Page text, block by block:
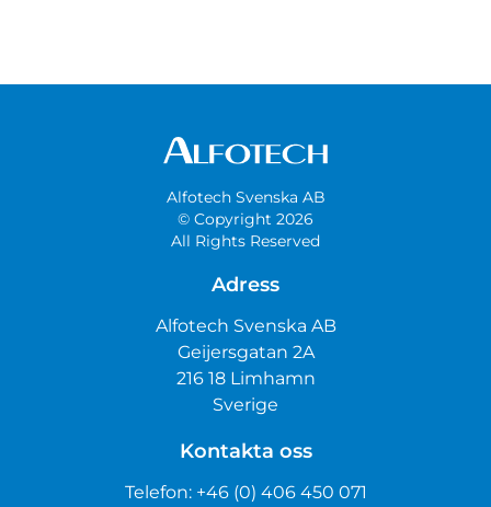
Alfotech Svenska AB
© Copyright 2026
All Rights Reserved
Adress
Alfotech Svenska AB
Geijersgatan 2A
216 18 Limhamn
Sverige
Kontakta oss
Telefon: +46 (0) 406 450 071